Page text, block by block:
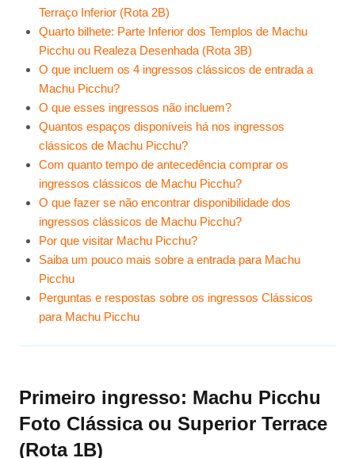
Terraço Inferior (Rota 2B)
Quarto bilhete: Parte Inferior dos Templos de Machu
Picchu ou Realeza Desenhada (Rota 3B)
O que incluem os 4 ingressos clássicos de entrada a
Machu Picchu?
O que esses ingressos não incluem?
Quantos espaços disponíveis há nos ingressos
clássicos de Machu Picchu?
Com quanto tempo de antecedência comprar os
ingressos clássicos de Machu Picchu?
O que fazer se não encontrar disponibilidade dos
ingressos clássicos de Machu Picchu?
Por que visitar Machu Picchu?
Saiba um pouco mais sobre a entrada para Machu
Picchu
Perguntas e respostas sobre os ingressos Clássicos
para Machu Picchu
Primeiro ingresso: Machu Picchu
Foto Clássica ou Superior Terrace
(Rota 1B)